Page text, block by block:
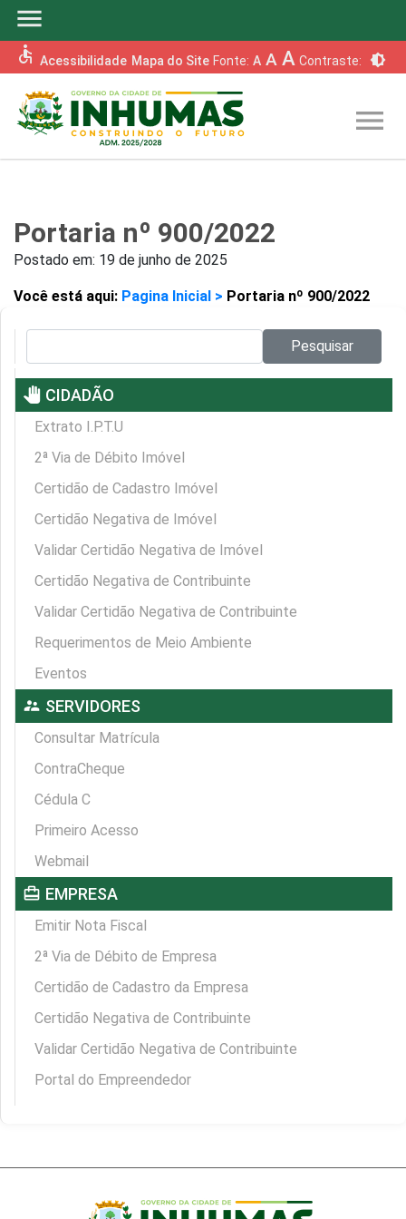
menu
accessible Acessibilidade Mapa do Site Fonte: A A A Contraste: brightness_6
menu
Portaria nº 900/2022
Postado em: 19 de junho de 2025
Você está aqui: Pagina Inicial > Portaria nº 900/2022
Pesquisar
pan_tool CIDADÃO
Extrato I.P.T.U
2ª Via de Débito Imóvel
Certidão de Cadastro Imóvel
Certidão Negativa de Imóvel
Validar Certidão Negativa de Imóvel
Certidão Negativa de Contribuinte
Validar Certidão Negativa de Contribuinte
Requerimentos de Meio Ambiente
Eventos
supervisor_account SERVIDORES
Consultar Matrícula
ContraCheque
Cédula C
Primeiro Acesso
Webmail
card_travel EMPRESA
Emitir Nota Fiscal
2ª Via de Débito de Empresa
Certidão de Cadastro da Empresa
Certidão Negativa de Contribuinte
Validar Certidão Negativa de Contribuinte
Portal do Empreendedor